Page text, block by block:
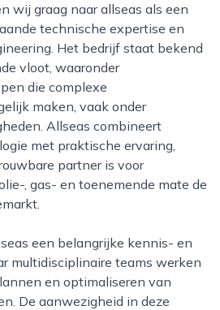
wij graag naar allseas als een
technische expertise en
Het bedrijf staat bekend
vloot, waaronder
die complexe
maken, vaak onder
Allseas combineert
met praktische ervaring,
partner is voor
, gas- en toenemende mate de
multidisciplinaire teams werken
en optimaliseren van
De aanwezigheid in deze